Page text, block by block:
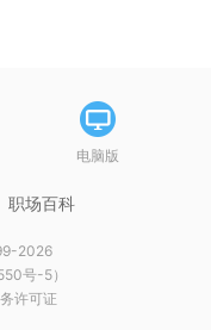
电脑版
职场百科
2026
号-5）
许可证